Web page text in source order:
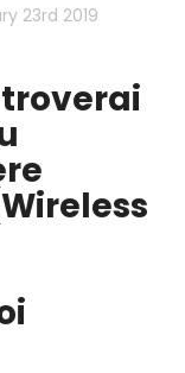
23rd 2019